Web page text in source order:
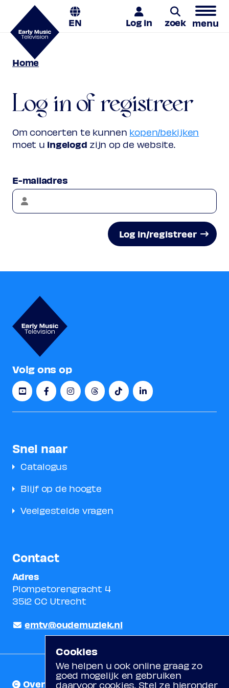
EN Log in zoek menu
Home
Log in of registreer
Om concerten te kunnen kopen/bekijken
moet u ingelogd zijn op de website.
E-mailadres
Log in/registreer
Volg ons op
Snel naar
Catalogus
Blijf op de hoogte
Veelgestelde vragen
Contact
Adres
Plompetorengracht 4
3512 CC Utrecht
emtv@oudemuziek.nl
Over ons
Cookies
We helpen u ook online graag zo
goed mogelijk en gebruiken
daarvoor cookies. Stel ze hieronder